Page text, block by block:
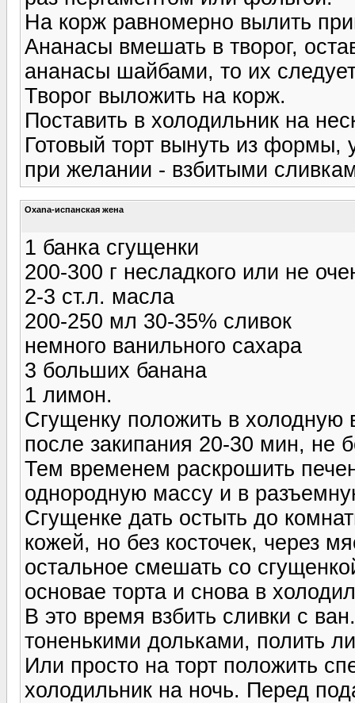
На корж равномерно вылить
Ананасы вмешать в творог,
ананасы шайбами, то их
Творог выложить на корж.
Поставить в холодильник на
Готовый торт вынуть из формы,
при желании - взбитыми
Oxana-испанская жена
1 банка сгущенки
200-300 г несладкого или не
2-3 ст.л. масла
200-250 мл 30-35% сливок
немного ванильного сахара
3 больших банана
1 лимон.
Сгущенку положить в холодную
после закипания 20-30 мин, не
Тем временем раскрошить
однородную массу и в
Сгущенке дать остыть до
кожей, но без косточек, через
остальное смешать со
основае торта и снова в
В это время взбить сливки с
тоненькими дольками, полить
Или просто на торт положить
холодильник на ночь. Перед